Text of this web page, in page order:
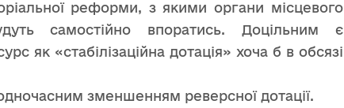
реформи, з якими органи місцевого
самостійно впоратись. Доцільним є
як «стабілізаційна дотація» хоча б в обсязі
зменшенням реверсної дотації.